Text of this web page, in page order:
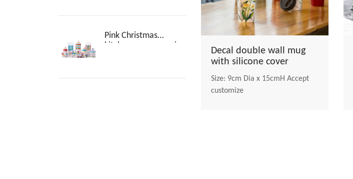
Pink Christmas
kitchenware ceramic
Decal double wall mug
with silicone cover
Size: 9cm Dia x 15cmH Accept
customize